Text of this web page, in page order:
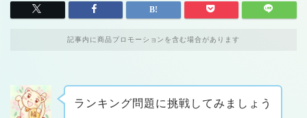
記事内に商品プロモーションを含む場合があります
ランキング問題に挑戦してみましょう